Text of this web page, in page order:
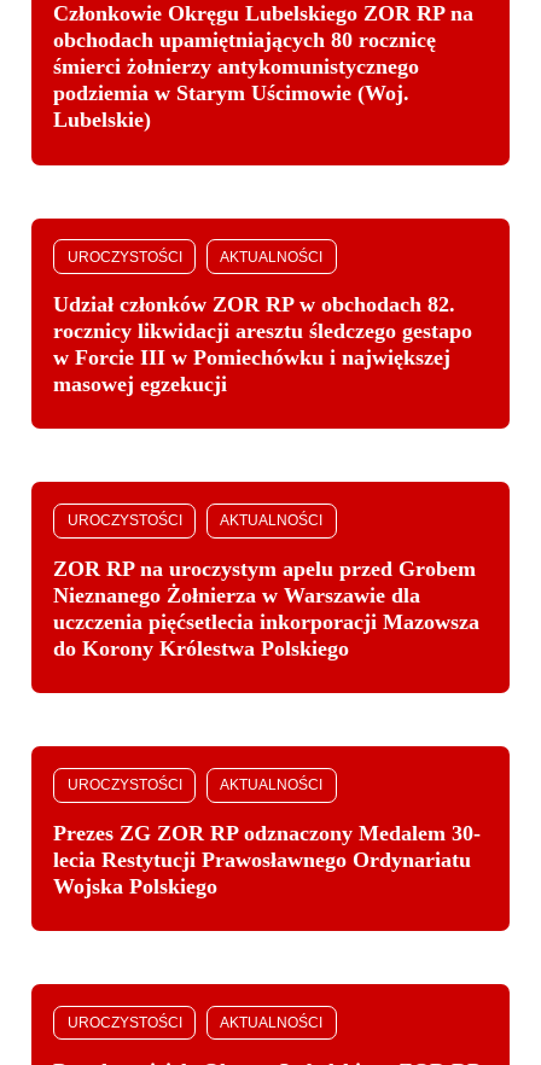
Członkowie Okręgu Lubelskiego ZOR RP na
obchodach upamiętniających 80 rocznicę
śmierci żołnierzy antykomunistycznego
podziemia w Starym Uścimowie (Woj.
Lubelskie)
UROCZYSTOŚCI AKTUALNOŚCI
Udział członków ZOR RP w obchodach 82.
rocznicy likwidacji aresztu śledczego gestapo
w Forcie III w Pomiechówku i największej
masowej egzekucji
UROCZYSTOŚCI AKTUALNOŚCI
ZOR RP na uroczystym apelu przed Grobem
Nieznanego Żołnierza w Warszawie dla
uczczenia pięćsetlecia inkorporacji Mazowsza
do Korony Królestwa Polskiego
UROCZYSTOŚCI AKTUALNOŚCI
Prezes ZG ZOR RP odznaczony Medalem 30-
lecia Restytucji Prawosławnego Ordynariatu
Wojska Polskiego
UROCZYSTOŚCI AKTUALNOŚCI